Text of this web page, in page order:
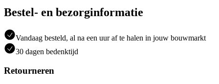
Bestel- en bezorginformatie
Vandaag besteld, al na een uur af te halen in jouw bouwmarkt
30 dagen bedenktijd
Retourneren